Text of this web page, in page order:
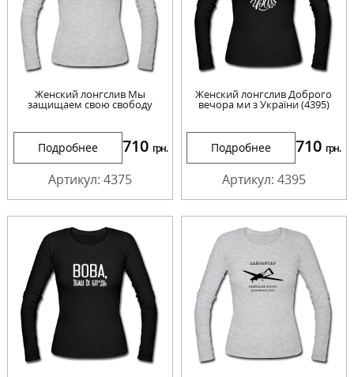
Женский лонгслив Мы
защищаем свою свободу
Подробнее 710 грн.
Артикул: 4375
Женский лонгслив Доброго
вечора ми з України (4395)
Подробнее 710 грн.
Артикул: 4395